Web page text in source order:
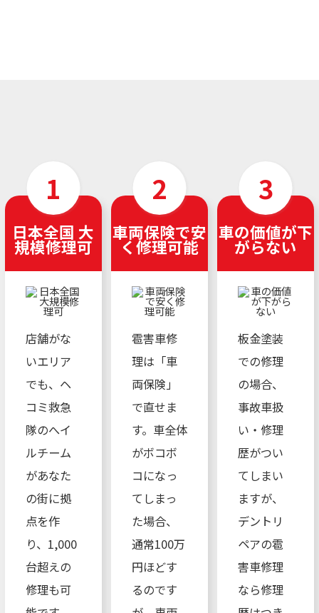
日本全国 大
規模修理可
店舗がな
いエリア
でも、ヘ
コミ救急
隊のへイ
ルチーム
があなた
の街に拠
点を作
り、1,000
台超えの
修理も可
車両保険で安
く修理可能
雹害車修
理は「車
両保険」
で直せま
す。車全体
がボコボ
コになっ
てしまっ
た場合、
通常100万
円ほどす
るのです
車の価値が下
がらない
板金塗装
での修理
の場合、
事故車扱
い・修理
歴がつい
てしまい
ますが、
デントリ
ペアの雹
害車修理
なら修理